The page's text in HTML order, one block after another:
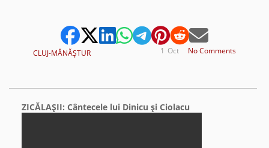
CLUJ-MĂNĂŞTUR No Comments
Oct
1
ZICĂLAŞII: Cântecele lui Dinicu şi Ciolacu